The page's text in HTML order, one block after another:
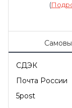
(
СДЭК
Почта России
5post